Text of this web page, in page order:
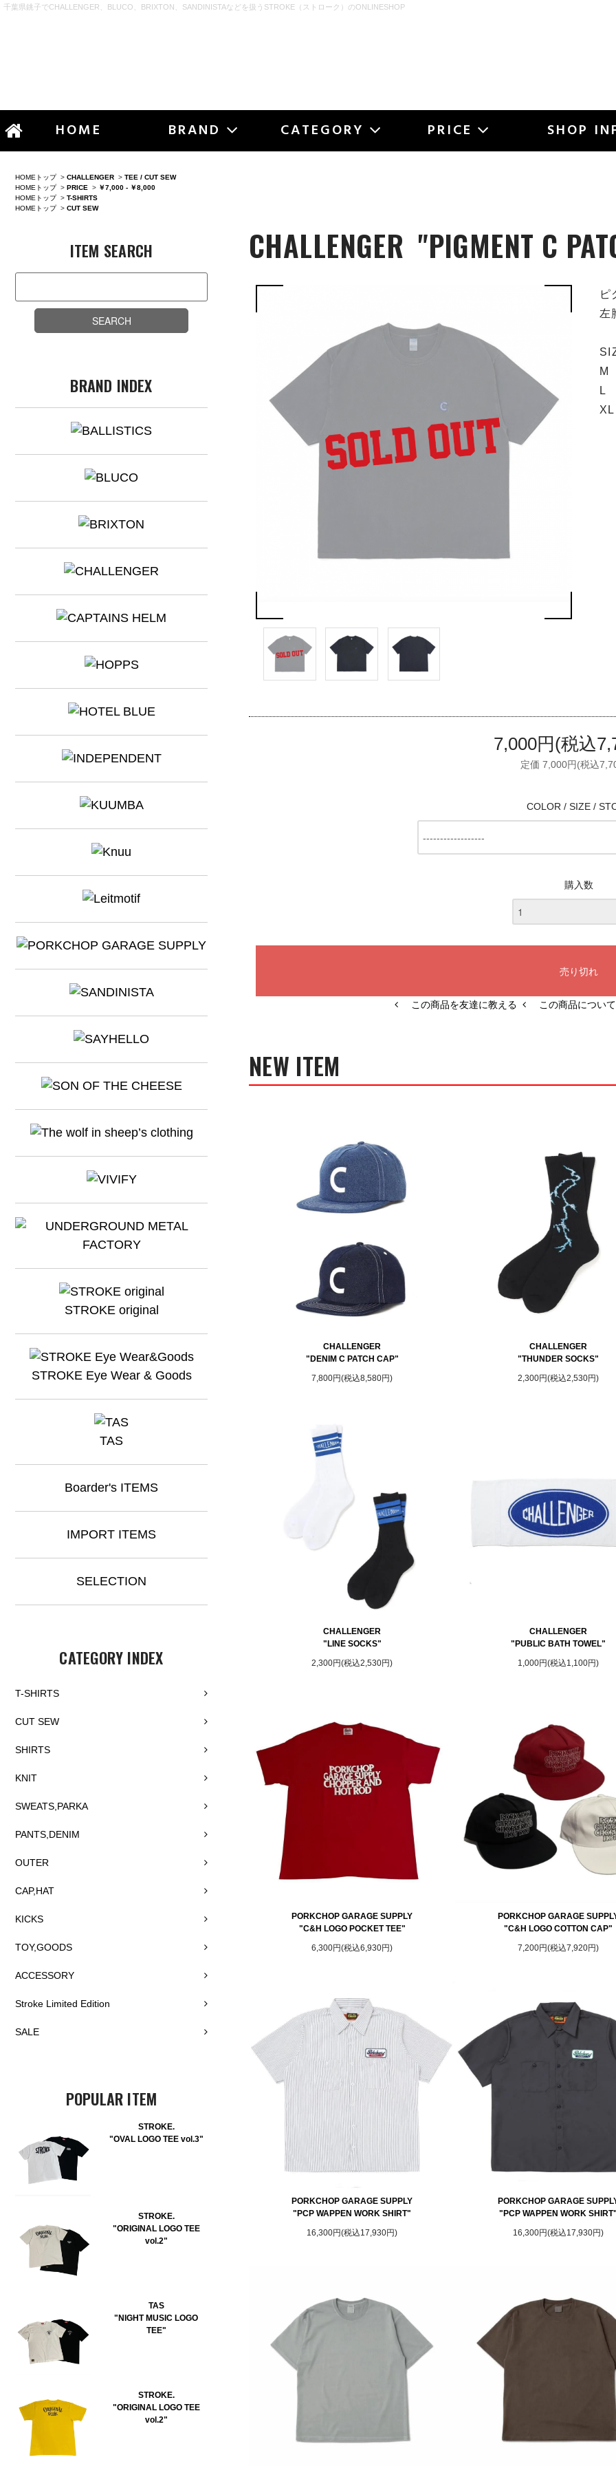
千葉県銚子でCHALLENGER、BLUCO、BRIXTON、SANDINISTAなどを扱うSTROKE（ストローク）のONLINESHOP
HOME BRAND CATEGORY PRICE SHOP
HOMEトップ> CHALLENGER > TEE / CUT SEW
HOMEトップ > PRICE > ￥7,000 - ￥8,000
HOMEトップ > T-SHIRTS
HOMEトップ > CUT SEW
ITEM SEARCH
BRAND INDEX
STROKE original
STROKE Eye Wear & Goods
TAS
Boarder's ITEMS
IMPORT ITEMS
SELECTION
CATEGORY INDEX
T-SHIRTS
CUT SEW
SHIRTS
KNIT
SWEATS,PARKA
PANTS,DENIM
OUTER
CAP,HAT
KICKS
TOY,GOODS
ACCESSORY
Stroke Limited Edition
SALE
POPULAR ITEM
STROKE.
"OVAL LOGO TEE vol.3"
STROKE.
"ORIGINAL LOGO TEE
vol.2"
TAS
"NIGHT MUSIC LOGO
TEE"
STROKE.
"ORIGINAL LOGO TEE
vol.2"
CHALLENGER "PIGMENT C
ピ
左
M
L
7,000円(税込
定価 7,000円(税込
COLOR / SIZE /
購入数
この商品を友達に教える この商品につい
NEW ITEM
CHALLENGER
"DENIM C PATCH CAP"
7,800円(税込8,580円)
CHALLENGER
"THUNDER SOCKS"
2,300円(税込2,530円)
CHALLENGER
"LINE SOCKS"
2,300円(税込2,530円)
CHALLENGER
"PUBLIC BATH TOWEL"
1,000円(税込1,100円)
PORKCHOP GARAGE SUPPLY
"C&H LOGO POCKET TEE"
6,300円(税込6,930円)
PORKCHOP GARAGE
"C&H LOGO COTTON CAP"
7,200円(税込7,920円)
PORKCHOP GARAGE SUPPLY
"PCP WAPPEN WORK SHIRT"
16,300円(税込17,930円)
PORKCHOP GARAGE
"PCP WAPPEN WORK SHIRT"
16,300円(税込17,930円)